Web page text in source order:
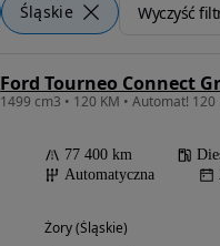
Śląskie Wyczyść
1499 cm3 • 120 KM • Automat!
77 400 km
Automatyczna
Żory (Śląskie)